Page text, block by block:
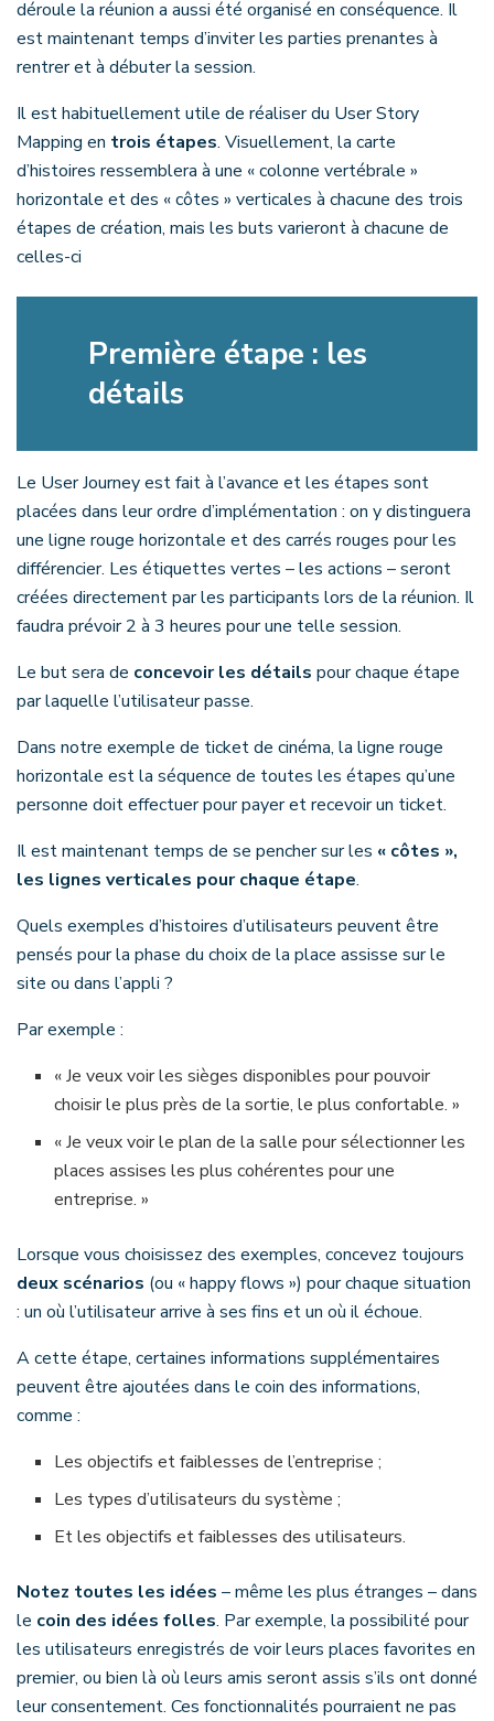
déroule la réunion a aussi été organisé en conséquence. Il
est maintenant temps d’inviter les parties prenantes à
rentrer et à débuter la session.
Il est habituellement utile de réaliser du User Story
Mapping en trois étapes. Visuellement, la carte
d’histoires ressemblera à une « colonne vertébrale »
horizontale et des « côtes » verticales à chacune des trois
étapes de création, mais les buts varieront à chacune de
celles-ci
Première étape : les
détails
Le User Journey est fait à l’avance et les étapes sont
placées dans leur ordre d’implémentation : on y distinguera
une ligne rouge horizontale et des carrés rouges pour les
différencier. Les étiquettes vertes – les actions – seront
créées directement par les participants lors de la réunion. Il
faudra prévoir 2 à 3 heures pour une telle session.
Le but sera de concevoir les détails pour chaque étape
par laquelle l’utilisateur passe.
Dans notre exemple de ticket de cinéma, la ligne rouge
horizontale est la séquence de toutes les étapes qu’une
personne doit effectuer pour payer et recevoir un ticket.
Il est maintenant temps de se pencher sur les « côtes »,
les lignes verticales pour chaque étape.
Quels exemples d’histoires d’utilisateurs peuvent être
pensés pour la phase du choix de la place assisse sur le
site ou dans l’appli ?
Par exemple :
« Je veux voir les sièges disponibles pour pouvoir
choisir le plus près de la sortie, le plus confortable. »
« Je veux voir le plan de la salle pour sélectionner les
places assises les plus cohérentes pour une
entreprise. »
Lorsque vous choisissez des exemples, concevez toujours
deux scénarios (ou « happy flows ») pour chaque situation
: un où l’utilisateur arrive à ses fins et un où il échoue.
A cette étape, certaines informations supplémentaires
peuvent être ajoutées dans le coin des informations,
comme :
Les objectifs et faiblesses de l’entreprise ;
Les types d’utilisateurs du système ;
Et les objectifs et faiblesses des utilisateurs.
Notez toutes les idées – même les plus étranges – dans
le coin des idées folles. Par exemple, la possibilité pour
les utilisateurs enregistrés de voir leurs places favorites en
premier, ou bien là où leurs amis seront assis s’ils ont donné
leur consentement. Ces fonctionnalités pourraient ne pas